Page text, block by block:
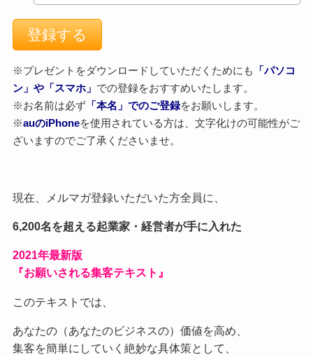
※プレゼントをダウンロードしていただくためにも
「パソコ
ン」や「スマホ」 での登録をおすすめいたします。
※お名前は必ず「本名」でのご登録をお願いします。
※auのiPhoneを使用されている方は、文字化けの可能性がご
ざいますのでご了承くださいませ。
現在、メルマガ登録いただいた方全員に、
6,200名を超える起業家・経営者が手に入れた
2021年最新版
『お願いされる集客テキスト』
このテキストでは、
あなたの（あなたのビジネスの）価値を高め、
集客を簡単にしていく絶妙な具体策として、